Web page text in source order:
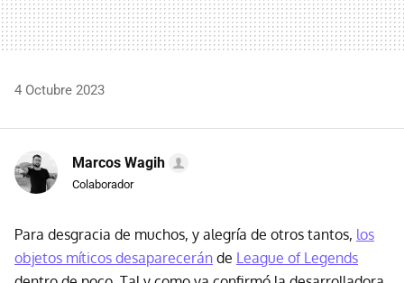
4 Octubre 2023
Marcos Wagih
Colaborador
Para desgracia de muchos, y alegría de otros tantos, los
objetos míticos desaparecerán de League of Legends